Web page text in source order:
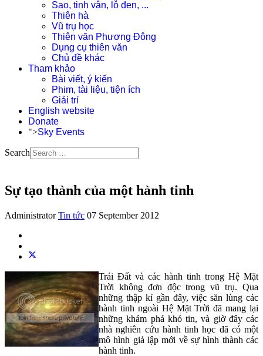
Sao, tinh vân, lỗ đen, ...
Thiên hà
Vũ trụ học
Thiên văn Phương Đông
Dụng cụ thiên văn
Chủ đề khác
Tham khảo
Bài viết, ý kiến
Phim, tài liệu, tiện ích
Giải trí
English website
Donate
">Sky Events
Search
Sự tạo thành của một hành tinh
Administrator Tin tức 07 September 2012
Trái Đất và các hành tinh trong Hệ Mặt
Trời không đơn độc trong vũ trụ. Qua
những thập kỉ gần đây, việc săn lùng các
hành tinh ngoài Hệ Mặt Trời đã mang lại
những khám phá khó tin, và giờ đây các
nhà nghiên cứu hành tinh học đã có một
mô hình giả lập mới về sự hình thành các
hành tinh.